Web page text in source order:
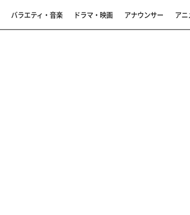
バラエティ・音楽 ドラマ・映画 アナウンサー アニ